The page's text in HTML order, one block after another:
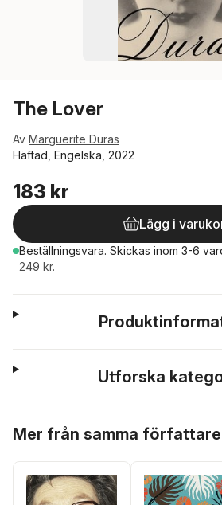
The Lover
Av Marguerite Duras
Häftad, Engelska, 2022
183 kr
Lägg i
Beställningsvara. Skickas inom 3-6
249 kr.
Utforska
Mer från samma författare